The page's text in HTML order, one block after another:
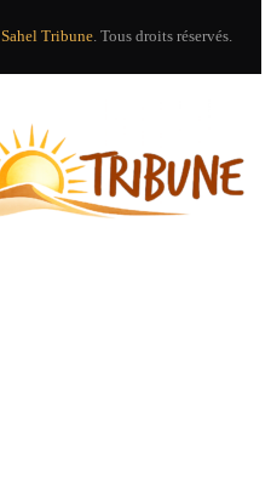
Sahel Tribune . Tous droits réservés.